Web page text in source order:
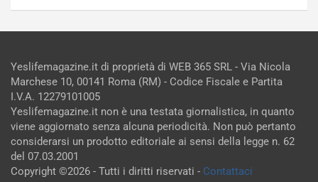
Yeslifemagazine.it di proprietà di WEB 365 SRL - Via Nicola
Marchese 10, 00141 Roma (RM) - Codice Fiscale e Partita
I.V.A. 12279101005
Yeslifemagazine.it non è una testata giornalistica, in quanto
viene aggiornato senza alcuna periodicità. Non può pertanto
considerarsi un prodotto editoriale ai sensi della legge n. 62
del 07.03.2001
Copyright ©2026 - Tutti i diritti riservati - Contattaci